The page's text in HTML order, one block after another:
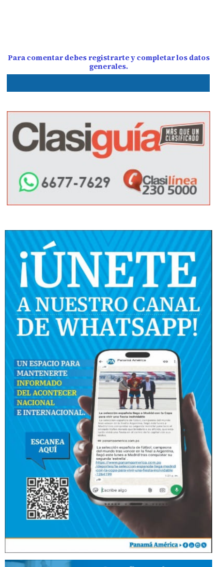
Para comentar debes registrarte y completar los datos
generales.